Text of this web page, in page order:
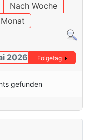
Nach Woche
2026 Folgetag
gefunden